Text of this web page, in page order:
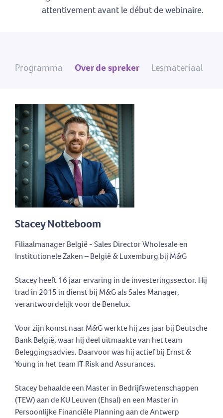
attentivement avant le début de webinaire.
Programma Over de spreker Lesmateriaal
Stacey Notteboom
Filiaalmanager België - Sales Director Wholesale en
Institutionele Zaken – België & Luxemburg bij M&G
Stacey heeft 16 jaar ervaring in de investeringssector. Hij
trad in 2015 in dienst bij M&G als Sales Manager,
verantwoordelijk voor de Benelux.
Voor zijn komst naar M&G werkte hij zes jaar bij Deutsche
Bank België, waar hij deel uitmaakte van het team
Beleggingsadvies. Daarvoor was hij actief bij Ernst &
Young in het team IT Risk and Assurances.
Stacey behaalde een Master in Bedrijfswetenschappen
(TEW) aan de KU Leuven (Ehsal) en een Master in
Persoonlijke Financiële Planning aan de Antwerp